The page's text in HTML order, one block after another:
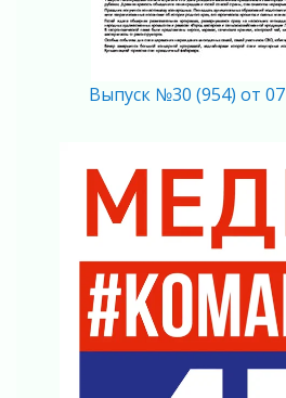
Память, сталь и музыка
04 августа 2026
04 августа 2026
04 августа 2026
Без риска для здоровья и
04 августа 2026
Важная информация
04 августа 2026
Что делать со
04 августа 2026
Награды нашли строителей
Выпуск №30 (954) от 07